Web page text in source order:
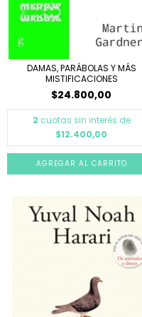
DAMAS, PARÁBOLAS Y MÁS
MISTIFICACIONES
$24.800,00
2 cuotas sin interés de
$12.400,00